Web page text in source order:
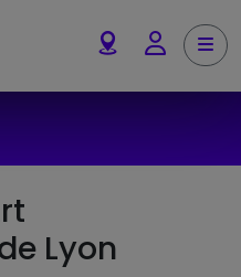
Account
Lyon